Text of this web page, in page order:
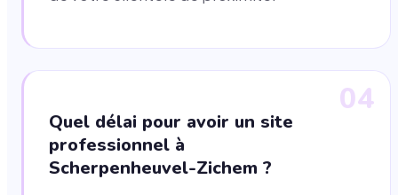
04
Quel délai pour avoir un site
professionnel à
Scherpenheuvel-Zichem ?